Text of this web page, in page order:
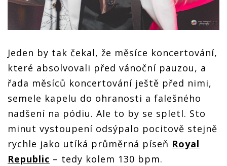
Jeden by tak čekal, že měsíce koncertování,
které absolvovali před vánoční pauzou, a
řada měsíců koncertování ještě před nimi,
semele kapelu do ohranosti a falešného
nadšení na pódiu. Ale to by se spletl. Sto
minut vystoupení odsýpalo pocitově stejně
rychle jako utíká průměrná píseň Royal
Republic – tedy kolem 130 bpm.